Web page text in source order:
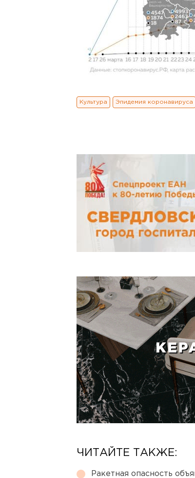
Культура Эпидемия коронавируса
ЧИТАЙТЕ ТАКЖЕ:
Ракетная опасность